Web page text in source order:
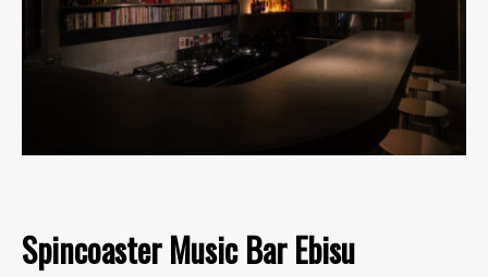
Spincoaster Music Bar Ebisu